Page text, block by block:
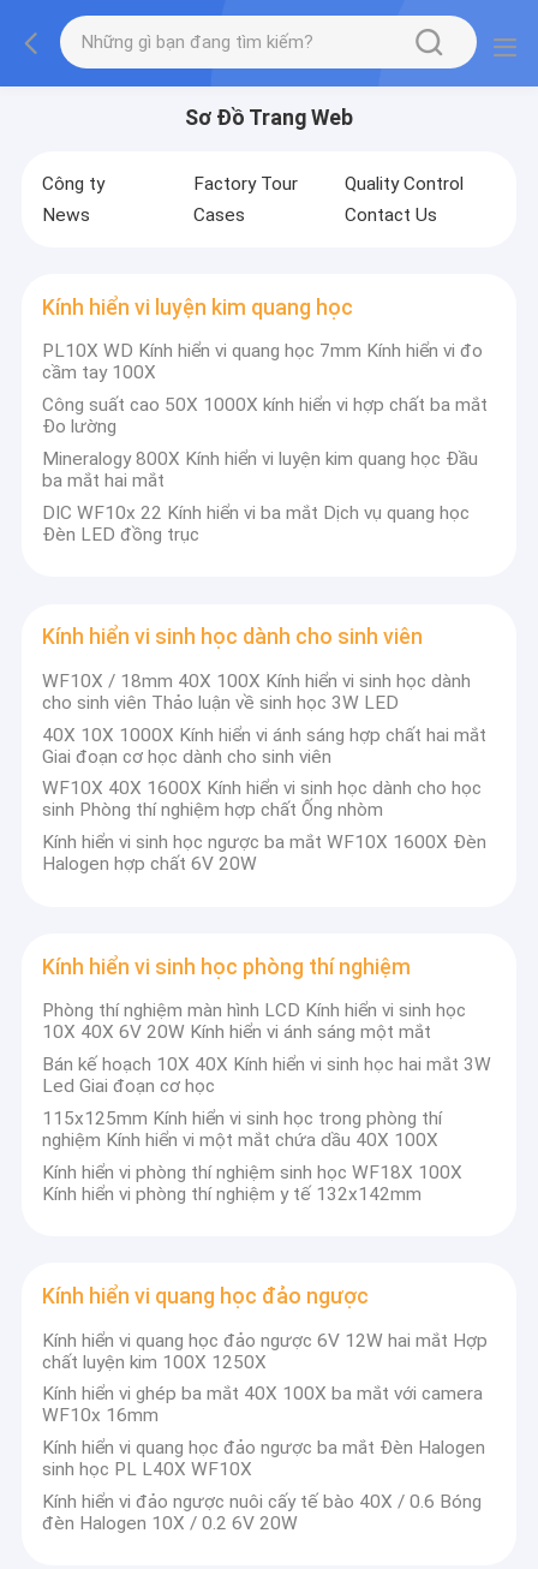
Sơ Đồ Trang Web
Công ty Factory Tour
Quality Control
News
Cases Contact Us
Kính hiển vi luyện kim quang học
PL10X WD Kính hiển vi quang học 7mm Kính hiển vi đo
cầm tay 100X
Công suất cao 50X 1000X kính hiển vi hợp chất ba mắt
Đo lường
Mineralogy 800X Kính hiển vi luyện kim quang học Đầu
ba mắt hai mắt
DIC WF10x 22 Kính hiển vi ba mắt Dịch vụ quang học
Đèn LED đồng trục
Kính hiển vi sinh học dành cho sinh viên
WF10X / 18mm 40X 100X Kính hiển vi sinh học dành
cho sinh viên Thảo luận về sinh học 3W LED
40X 10X 1000X Kính hiển vi ánh sáng hợp chất hai mắt
Giai đoạn cơ học dành cho sinh viên
WF10X 40X 1600X Kính hiển vi sinh học dành cho học
sinh Phòng thí nghiệm hợp chất Ống nhòm
Kính hiển vi sinh học ngược ba mắt WF10X 1600X Đèn
Halogen hợp chất 6V 20W
Kính hiển vi sinh học phòng thí nghiệm
Phòng thí nghiệm màn hình LCD Kính hiển vi sinh học
10X 40X 6V 20W Kính hiển vi ánh sáng một mắt
Bán kế hoạch 10X 40X Kính hiển vi sinh học hai mắt 3W
Led Giai đoạn cơ học
115x125mm Kính hiển vi sinh học trong phòng thí
nghiệm Kính hiển vi một mắt chứa dầu 40X 100X
Kính hiển vi phòng thí nghiệm sinh học WF18X 100X
Kính hiển vi phòng thí nghiệm y tế 132x142mm
Kính hiển vi quang học đảo ngược
Kính hiển vi quang học đảo ngược 6V 12W hai mắt Hợp
chất luyện kim 100X 1250X
Kính hiển vi ghép ba mắt 40X 100X ba mắt với camera
WF10x 16mm
Kính hiển vi quang học đảo ngược ba mắt Đèn Halogen
sinh học PL L40X WF10X
Kính hiển vi đảo ngược nuôi cấy tế bào 40X / 0.6 Bóng
đèn Halogen 10X / 0.2 6V 20W